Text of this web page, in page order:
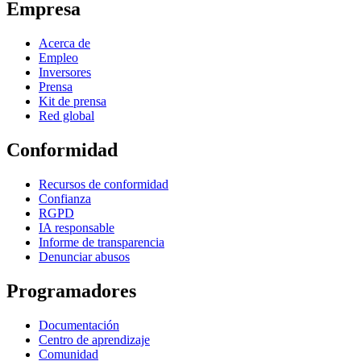
Empresa
Acerca de
Empleo
Inversores
Prensa
Kit de prensa
Red global
Conformidad
Recursos de conformidad
Confianza
RGPD
IA responsable
Informe de transparencia
Denunciar abusos
Programadores
Documentación
Centro de aprendizaje
Comunidad